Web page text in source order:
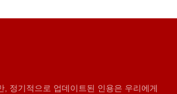
, 정기적으로 업데이트된 인용은 우리에게